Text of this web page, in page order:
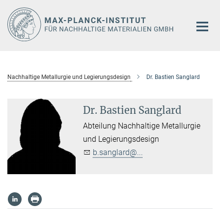
Hauptinhalt
Nachhaltige Metallurgie und Legierungsdesign Dr. Bastien Sanglard
Dr. Bastien Sanglard
Abteilung Nachhaltige Metallurgie
und Legierungsdesign
b.sanglard@...